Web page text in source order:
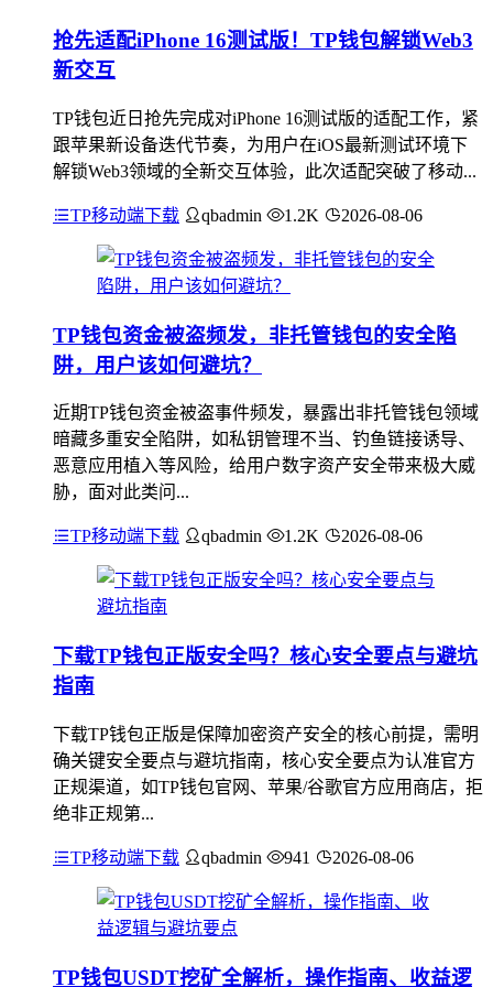
抢先适配iPhone 16测试版！TP钱包解锁Web3
新交互
TP钱包近日抢先完成对iPhone 16测试版的适配工作，紧
跟苹果新设备迭代节奏，为用户在iOS最新测试环境下
解锁Web3领域的全新交互体验，此次适配突破了移动...
TP移动端下载 qbadmin 1.2K 2026-08-06
TP钱包资金被盗频发，非托管钱包的安全陷
阱，用户该如何避坑？
近期TP钱包资金被盗事件频发，暴露出非托管钱包领域
暗藏多重安全陷阱，如私钥管理不当、钓鱼链接诱导、
恶意应用植入等风险，给用户数字资产安全带来极大威
胁，面对此类问...
TP移动端下载 qbadmin 1.2K 2026-08-06
下载TP钱包正版安全吗？核心安全要点与避坑
指南
下载TP钱包正版是保障加密资产安全的核心前提，需明
确关键安全要点与避坑指南，核心安全要点为认准官方
正规渠道，如TP钱包官网、苹果/谷歌官方应用商店，拒
绝非正规第...
TP移动端下载 qbadmin 941 2026-08-06
TP钱包USDT挖矿全解析，操作指南、收益逻